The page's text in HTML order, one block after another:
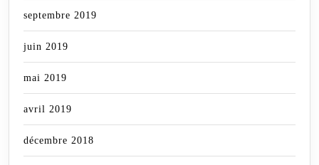
septembre 2019
juin 2019
mai 2019
avril 2019
décembre 2018